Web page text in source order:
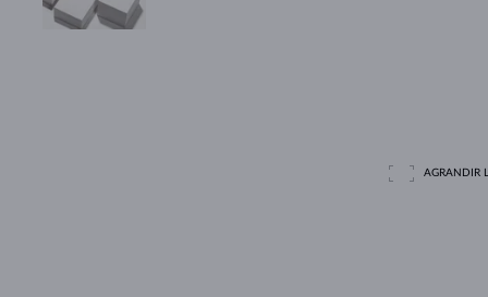
AGRANDIR